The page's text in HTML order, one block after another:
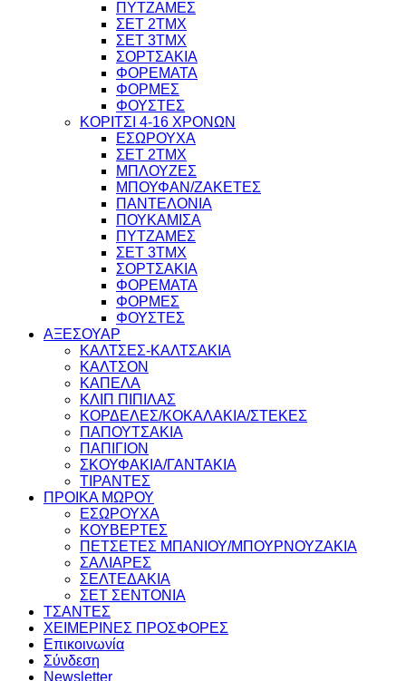
ΠΥΤΖΑΜΕΣ
ΣΕΤ 2ΤΜΧ
ΣΕΤ 3ΤΜΧ
ΣΟΡΤΣΑΚΙΑ
ΦΟΡΕΜΑΤΑ
ΦΟΡΜΕΣ
ΦΟΥΣΤΕΣ
ΚΟΡΙΤΣΙ 4-16 ΧΡΟΝΩΝ
ΕΣΩΡΟΥΧΑ
ΣΕΤ 2ΤΜΧ
ΜΠΛΟΥΖΕΣ
ΜΠΟΥΦΑΝ/ΖΑΚΕΤΕΣ
ΠΑΝΤΕΛΟΝΙΑ
ΠΟΥΚΑΜΙΣΑ
ΠΥΤΖΑΜΕΣ
ΣΕΤ 3ΤΜΧ
ΣΟΡΤΣΑΚΙΑ
ΦΟΡΕΜΑΤΑ
ΦΟΡΜΕΣ
ΦΟΥΣΤΕΣ
ΑΞΕΣΟΥΑΡ
ΚΑΛΤΣΕΣ-ΚΑΛΤΣΑΚΙΑ
ΚΑΛΤΣΟΝ
ΚΑΠΕΛΑ
ΚΛΙΠ ΠΙΠΙΛΑΣ
ΚΟΡΔΕΛΕΣ/ΚΟΚΑΛΑΚΙΑ/ΣΤΕΚΕΣ
ΠΑΠΟΥΤΣΑΚΙΑ
ΠΑΠΙΓΙΟΝ
ΣΚΟΥΦΑΚΙΑ/ΓΑΝΤΑΚΙΑ
ΤΙΡΑΝΤΕΣ
ΠΡΟΙΚΑ ΜΩΡΟΥ
ΕΣΩΡΟΥΧΑ
ΚΟΥΒΕΡΤΕΣ
ΠΕΤΣΕΤΕΣ ΜΠΑΝΙΟΥ/ΜΠΟΥΡΝΟΥΖΑΚΙΑ
ΣΑΛΙΑΡΕΣ
ΣΕΛΤΕΔΑΚΙΑ
ΣΕΤ ΣΕΝΤΟΝΙΑ
ΤΣΑΝΤΕΣ
ΧΕΙΜΕΡΙΝΕΣ ΠΡΟΣΦΟΡΕΣ
Επικοινωνία
Σύνδεση
Newsletter